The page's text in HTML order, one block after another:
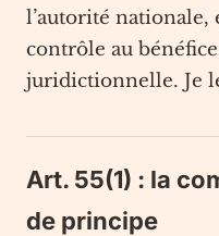
l’autorité
contrôle au
juridictionnelle. Je
Art. 55(1) : la
de principe